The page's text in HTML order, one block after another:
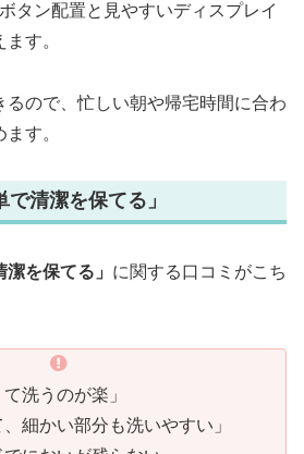
タン配置と見やすいディスプレイ
す。
るので、忙しい朝や帰宅時間に合わ
す。
で清潔を保てる」
潔を保てる」 に関する口コミがこち
洗うのが楽」
細かい部分も洗いやすい」